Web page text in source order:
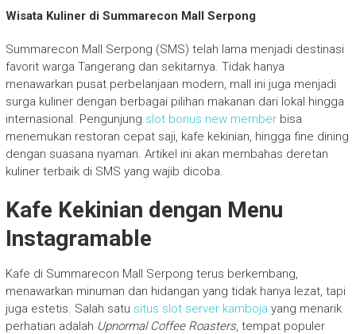
Wisata Kuliner di Summarecon Mall Serpong
Summarecon Mall Serpong (SMS) telah lama menjadi destinasi
favorit warga Tangerang dan sekitarnya. Tidak hanya
menawarkan pusat perbelanjaan modern, mall ini juga menjadi
surga kuliner dengan berbagai pilihan makanan dari lokal hingga
internasional. Pengunjung slot bonus new memberbisa
menemukan restoran cepat saji, kafe kekinian, hingga fine dining
dengan suasana nyaman. Artikel ini akan membahas deretan
kuliner terbaik di SMS yang wajib dicoba.
Kafe Kekinian dengan Menu
Instagramable
Kafe di Summarecon Mall Serpong terus berkembang,
menawarkan minuman dan hidangan yang tidak hanya lezat, tapi
juga estetis. Salah satu situs slot server kamboja yang menarik
perhatian adalah Upnormal Coffee Roasters, tempat populer